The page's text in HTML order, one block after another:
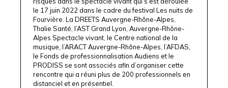
le 17 juin 2022 dans le cadre du festival Les nuits de
Fourvière . La DREETS Auvergne-Rhône-Alpes
Thalie Santé, l’AST Grand Lyon , Auvergne-Rhône-
Alpes Spectacle vivant, le Centre national de la
musique , l’ARACT Auvergne-Rhône-Alpes , l’AFDAS
le Fonds de professionnalisation Audiens et le
PRODISS se sont associés afin d’organiser cette
rencontre qui a réuni plus de 200 professionnels en
distanciel et en présentiel.